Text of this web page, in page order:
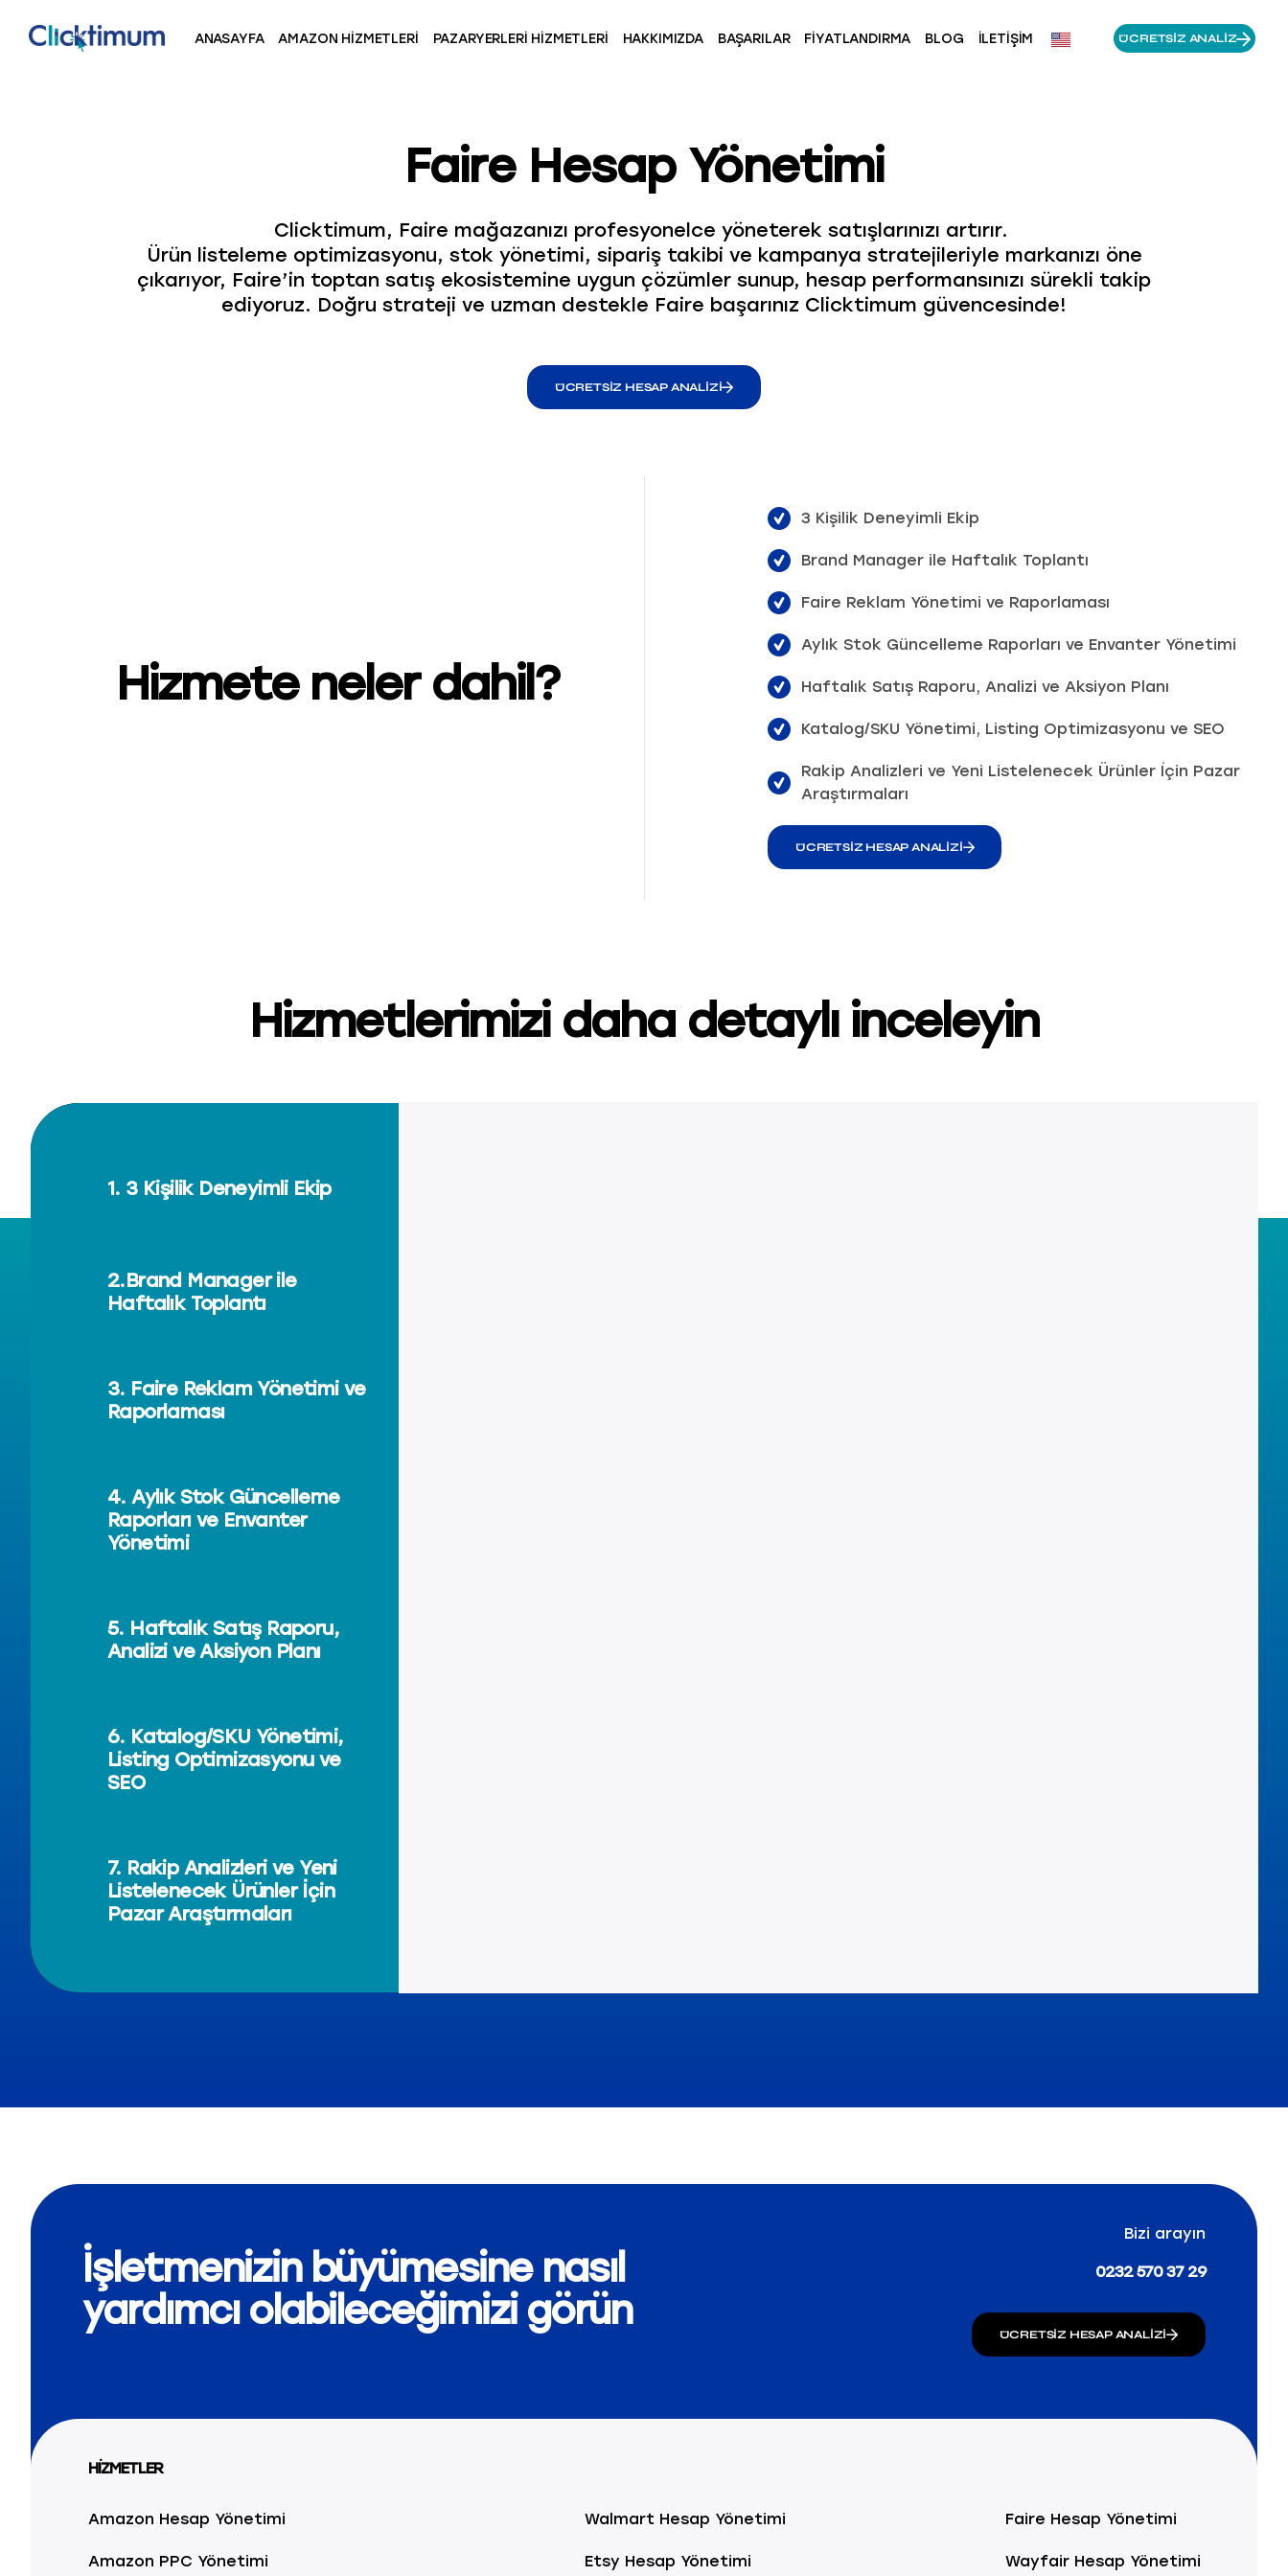
ANASAYFA AMAZON HIZMETLERI PAZARYERLERI HIZMETLERI HAKKIMIZDA BAŞARILAR FIYATLANDIRMA BLOG İLETIŞIM ÜCRETSIZ ANALIZ
Faire Hesap Yönetimi
Clicktimum, Faire mağazanızı profesyonelce yöneterek satışlarınızı artırır.
Ürün listeleme optimizasyonu, stok yönetimi, sipariş takibi ve kampanya stratejileriyle markanızı öne
çıkarıyor, Faire’in toptan satış ekosistemine uygun çözümler sunup, hesap performansınızı sürekli takip
ediyoruz. Doğru strateji ve uzman destekle Faire başarınız Clicktimum güvencesinde!
ÜCRETSIZ HESAP ANALIZI
Hizmete neler dahil?
3 Kişilik Deneyimli Ekip
Brand Manager ile Haftalık Toplantı
Faire Reklam Yönetimi ve Raporlaması
Aylık Stok Güncelleme Raporları ve Envanter Yönetimi
Haftalık Satış Raporu, Analizi ve Aksiyon Planı
Katalog/SKU Yönetimi, Listing Optimizasyonu ve SEO
Rakip Analizleri ve Yeni Listelenecek Ürünler İçin Pazar
Araştırmaları
ÜCRETSIZ HESAP ANALIZI
Hizmetlerimizi daha detaylı inceleyin
1. 3 Kişilik Deneyimli Ekip
2.Brand Manager ile
Haftalık Toplantı
3. Faire Reklam Yönetimi ve
Raporlaması
4. Aylık Stok Güncelleme
Raporları ve Envanter
Yönetimi
5. Haftalık Satış Raporu,
Analizi ve Aksiyon Planı
6. Katalog/SKU Yönetimi,
Listing Optimizasyonu ve
SEO
7. Rakip Analizleri ve Yeni
Listelenecek Ürünler İçin
Pazar Araştırmaları
İşletmenizin büyümesine nasıl
yardımcı olabileceğimizi görün
Bizi arayın
0232 570 37 29
ÜCRETSIZ HESAP ANALIZI
HİZMETLER
Amazon Hesap Yönetimi
Amazon PPC Yönetimi
Walmart Hesap Yönetimi
Etsy Hesap Yönetimi
Faire Hesap Yönetimi
Wayfair Hesap Yönetimi